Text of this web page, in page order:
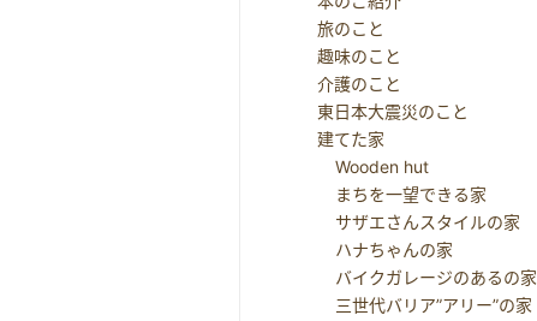
旅のこと
趣味のこと
介護のこと
東日本大震災のこと
建てた家
Wooden hut
まちを一望できる家
サザエさんスタイルの家
ハナちゃんの家
バイクガレージのあるの家
三世代バリア”アリー”の家